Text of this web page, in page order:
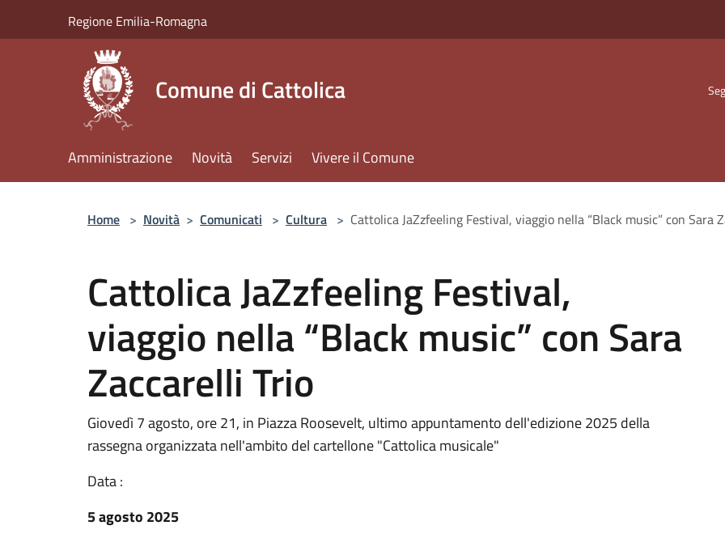
Regione Emilia-Romagna
Comune di Cattolica
Amministrazione Novità Servizi Vivere il Comune
Home > Novità > Comunicati > Cultura > Cattolica JaZzfeeling Festival, viaggio nella “Black music” con Sara
Cattolica JaZzfeeling Festival,
viaggio nella “Black music” con Sara
Zaccarelli Trio
Giovedì 7 agosto, ore 21, in Piazza Roosevelt, ultimo appuntamento dell'edizione 2025 della
rassegna organizzata nell'ambito del cartellone "Cattolica musicale"
Data :
5 agosto 2025